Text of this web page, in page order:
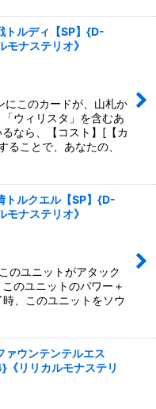
トルディ【SP】{D-
ナステリオ》
にこのカードが、山札か
ウィリスタ」を含むあ
なら、【コスト】[【カ
ることで、あなたの、
トルクエル【SP】{D-
ナステリオ》
のユニットがアタック
のユニットのパワー＋
、このユニットをソウ
ァウンテンテルエス
《リリカルモナステリ